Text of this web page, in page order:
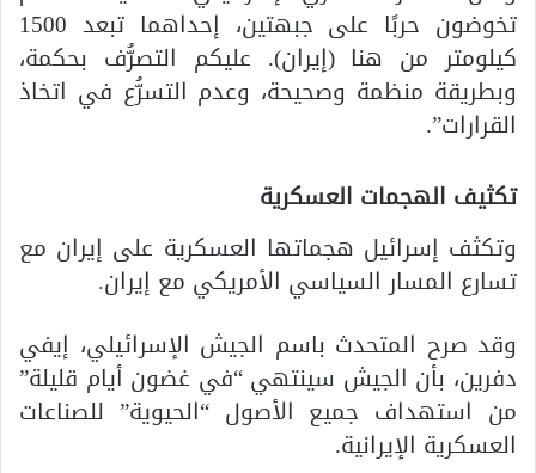
تخوضون حربًا على جبهتين، إحداهما تبعد 1500
كيلومتر من هنا (إيران). عليكم التصرُّف بحكمة،
وبطريقة منظمة وصحيحة، وعدم التسرُّع في اتخاذ
القرارات”.
تكثيف الهجمات العسكرية
وتكثف إسرائيل هجماتها العسكرية على إيران مع
تسارع المسار السياسي الأمريكي مع إيران.
وقد صرح المتحدث باسم الجيش الإسرائيلي، إيفي
دفرين، بأن الجيش سينتهي “في غضون أيام قليلة”
من استهداف جميع الأصول “الحيوية” للصناعات
العسكرية الإيرانية.